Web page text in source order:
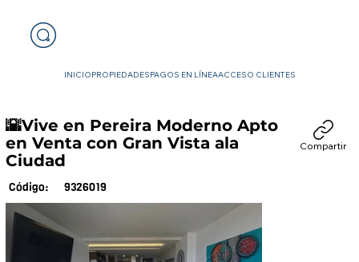
INICIOPROPIEDADESPAGOS EN LÍNEAACCESO CLIENTES
🌇Vive en Pereira Moderno Apto
en Venta con Gran Vista ala
Ciudad
Código: 9326019
Compartir